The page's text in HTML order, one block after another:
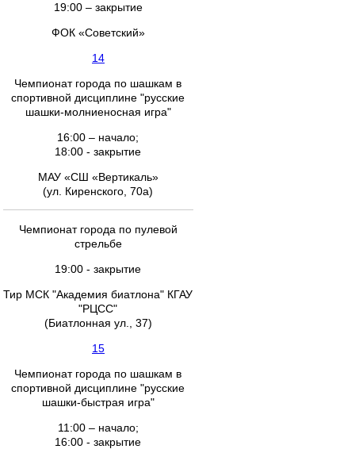
19:00 – закрытие
ФОК «Советский»
14
Чемпионат города по шашкам в
спортивной дисциплине "русские
шашки-молниеносная игра"
16:00 – начало;
18:00 - закрытие
МАУ «СШ «Вертикаль»
(ул. Киренского, 70а)
Чемпионат города по пулевой
стрельбе
19:00 - закрытие
Тир МСК "Академия биатлона" КГАУ
"РЦСС"
(Биатлонная ул., 37)
15
Чемпионат города по шашкам в
спортивной дисциплине "русские
шашки-быстрая игра"
11:00 – начало;
16:00 - закрытие